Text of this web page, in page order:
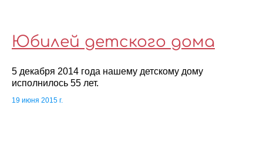
Юбилей детского дома
5 декабря 2014 года нашему детскому дому
исполнилось 55 лет.
19 июня 2015 г.